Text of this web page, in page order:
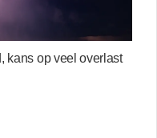
kans op veel overlast